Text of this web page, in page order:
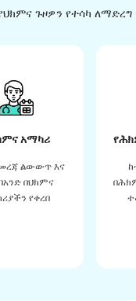
ጉዞዎን የተሳካ
አማካሪ
ልውውጥ እና
በህክምና
የቀረበ